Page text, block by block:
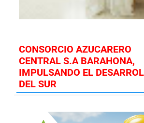
CONSORCIO AZUCARERO
CENTRAL S.A BARAHONA,
IMPULSANDO EL
DEL SUR